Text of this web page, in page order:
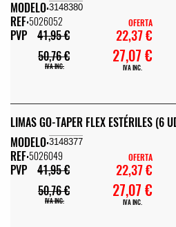
MODELO:3148380
REF:5026052
PVP
41,95 €
50,76 €
IVA INC.
OFERTA
22,37 €
27,07 €
IVA INC.
LIMAS GO-TAPER FLEX ESTÉRILES (6
MODELO:3148377
REF:5026049
PVP
41,95 €
50,76 €
IVA INC.
OFERTA
22,37 €
27,07 €
IVA INC.